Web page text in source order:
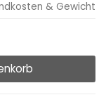
& Gewicht